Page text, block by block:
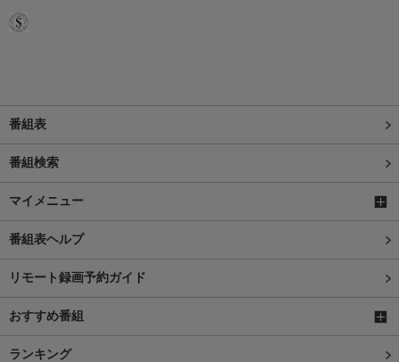
番組表
番組検索
マイメニュー
番組表ヘルプ
リモート録画予約ガイド
おすすめ番組
ランキング